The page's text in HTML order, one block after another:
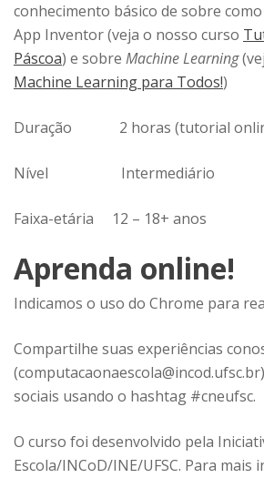
conhecimento básico de sobre
App Inventor (veja o nosso curso
Páscoa) e sobre Machine Learning
Machine Learning para Todos!)
Duração 2 horas (tutorial
Nível Intermediário
Faixa-etária 12 – 18+ anos
Aprenda online!
Indicamos o uso do Chrome para
Compartilhe suas experiências
sociais usando o hashtag #cneufsc.
O curso foi desenvolvido pela
Escola/INCoD/INE/UFSC. Para mais